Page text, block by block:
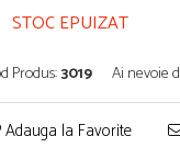
STOC EPUIZAT
Produs:3019 Ai nevoie
Adauga la Favorite